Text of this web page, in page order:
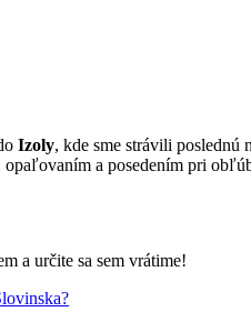
Izoly, kde sme strávili poslednú
a posedením pri
a určite sa sem vrátime!